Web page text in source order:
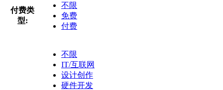
付费类
型:
不限
免费
付费
不限
IT/互联网
设计创作
硬件开发